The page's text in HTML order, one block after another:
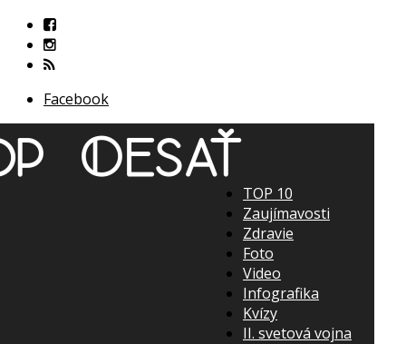
Facebook
TOP 10
Zaujímavosti
Zdravie
Foto
Video
Infografika
Kvízy
II. svetová vojna